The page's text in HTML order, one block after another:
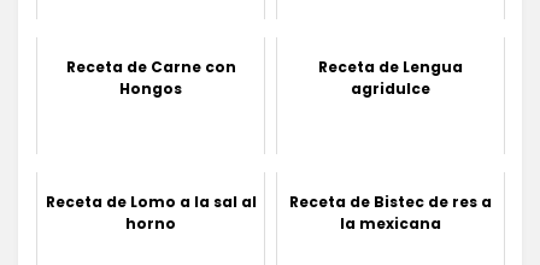
Receta de Carne con
Hongos
Receta de Lengua
agridulce
Receta de Lomo a la sal al
horno
Receta de Bistec de res a
la mexicana